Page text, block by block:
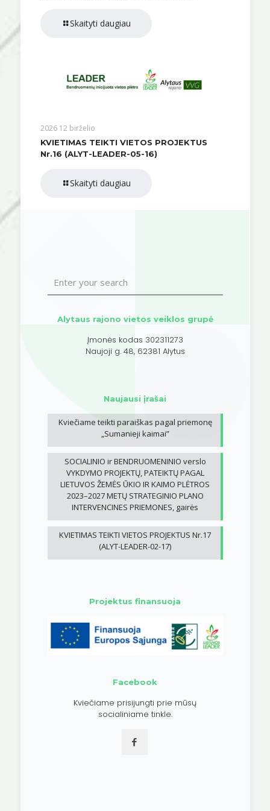
Skaityti daugiau
2026 12 birželio
KVIETIMAS TEIKTI VIETOS PROJEKTUS
Nr.16 (ALYT-LEADER-05-16)
Skaityti daugiau
Alytaus rajono vietos veiklos grupė
Įmonės kodas 302311273
Naujoji g. 48, 62381 Alytus
Naujausi įrašai
Kviečiame teikti paraiškas pagal priemonę
„Sumanieji kaimai”
SOCIALINIO ir BENDRUOMENINIO verslo
VYKDYMO PROJEKTŲ, PATEIKTŲ PAGAL
LIETUVOS ŽEMĖS ŪKIO IR KAIMO PLĖTROS
2023–2027 METŲ STRATEGINIO PLANO
INTERVENCINES PRIEMONES, gairės
KVIETIMAS TEIKTI VIETOS PROJEKTUS Nr.17
(ALYT-LEADER-02-17)
Projektus finansuoja
Facebook
Kviečiame prisijungti prie mūsų
socialiniame tinkle.